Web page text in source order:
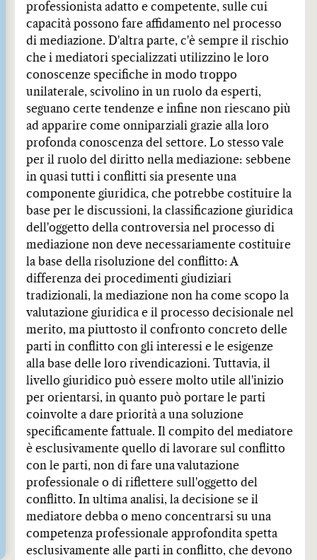
professionista adatto e competente, sulle cui
capacità possono fare affidamento nel processo
di mediazione. D'altra parte, c'è sempre il rischio
che i mediatori specializzati utilizzino le loro
conoscenze specifiche in modo troppo
unilaterale, scivolino in un ruolo da esperti,
seguano certe tendenze e infine non riescano più
ad apparire come onniparziali grazie alla loro
profonda conoscenza del settore. Lo stesso vale
per il ruolo del diritto nella mediazione: sebbene
in quasi tutti i conflitti sia presente una
componente giuridica, che potrebbe costituire la
base per le discussioni, la classificazione giuridica
dell'oggetto della controversia nel processo di
mediazione non deve necessariamente costituire
la base della risoluzione del conflitto: A
differenza dei procedimenti giudiziari
tradizionali, la mediazione non ha come scopo la
valutazione giuridica e il processo decisionale nel
merito, ma piuttosto il confronto concreto delle
parti in conflitto con gli interessi e le esigenze
alla base delle loro rivendicazioni. Tuttavia, il
livello giuridico può essere molto utile all'inizio
per orientarsi, in quanto può portare le parti
coinvolte a dare priorità a una soluzione
specificamente fattuale. Il compito del mediatore
è esclusivamente quello di lavorare sul conflitto
con le parti, non di fare una valutazione
professionale o di riflettere sull'oggetto del
conflitto. In ultima analisi, la decisione se il
mediatore debba o meno concentrarsi su una
competenza professionale approfondita spetta
esclusivamente alle parti in conflitto, che devono